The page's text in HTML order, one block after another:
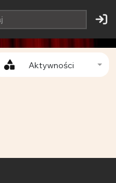
Aktywności